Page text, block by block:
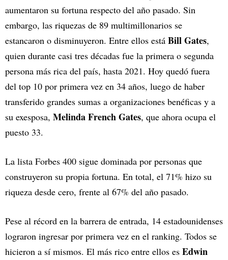
aumentaron su fortuna respecto del año pasado. Sin
embargo, las riquezas de 89 multimillonarios se
estancaron o disminuyeron. Entre ellos está Bill Gates,
quien durante casi tres décadas fue la primera o segunda
persona más rica del país, hasta 2021. Hoy quedó fuera
del top 10 por primera vez en 34 años, luego de haber
transferido grandes sumas a organizaciones benéficas y a
su exesposa, Melinda French Gates, que ahora ocupa el
puesto 33.
La lista Forbes 400 sigue dominada por personas que
construyeron su propia fortuna. En total, el 71% hizo su
riqueza desde cero, frente al 67% del año pasado.
Pese al récord en la barrera de entrada, 14 estadounidenses
lograron ingresar por primera vez en el ranking. Todos se
hicieron a sí mismos. El más rico entre ellos es Edwin